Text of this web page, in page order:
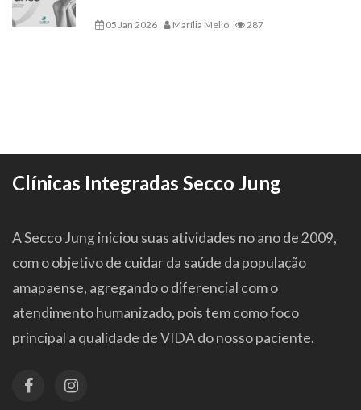
05 Jan 2026 Marília Mello 287
Clínicas Integradas Secco Jung
A Secco Jung iniciou suas atividades no ano de 2009,
com o objetivo de cuidar da saúde da população
amapaense, agregando o diferencial com o
atendimento humanizado, pois tem como foco
principal a qualidade de VIDA do nosso paciente.